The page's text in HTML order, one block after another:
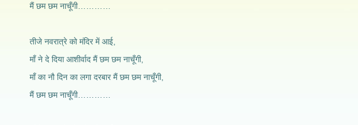
मैं छम छम नाचूँगी…………
तीजे नवरात्रे को मंदिर में आई,
माँ ने दे दिया आशीर्वाद मैं छम छम नाचूँगी,
माँ का नौ दिन का लगा दरबार मैं छम छम नाचूँगी,
मैं छम छम नाचूँगी…………